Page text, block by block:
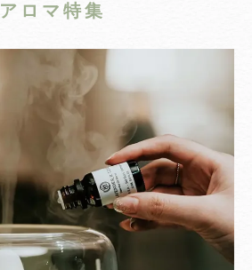
アロマ特集